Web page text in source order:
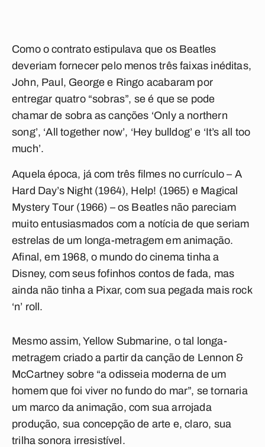
Como o contrato estipulava que os Beatles
deveriam fornecer pelo menos três faixas inéditas,
John, Paul, George e Ringo acabaram por
entregar quatro “sobras”, se é que se pode
chamar de sobra as canções ‘Only a northern
song’, ‘All together now’, ‘Hey bulldog’ e ‘It’s all too
much’.
Aquela época, já com três filmes no currículo – A
Hard Day’s Night (1964), Help! (1965) e Magical
Mystery Tour (1966) – os Beatles não pareciam
muito entusiasmados com a notícia de que seriam
estrelas de um longa-metragem em animação.
Afinal, em 1968, o mundo do cinema tinha a
Disney, com seus fofinhos contos de fada, mas
ainda não tinha a Pixar, com sua pegada mais rock
‘n’ roll.
Mesmo assim, Yellow Submarine, o tal longa-
metragem criado a partir da canção de Lennon &
McCartney sobre “a odisseia moderna de um
homem que foi viver no fundo do mar”, se tornaria
um marco da animação, com sua arrojada
produção, sua concepção de arte e, claro, sua
trilha sonora irresistível.